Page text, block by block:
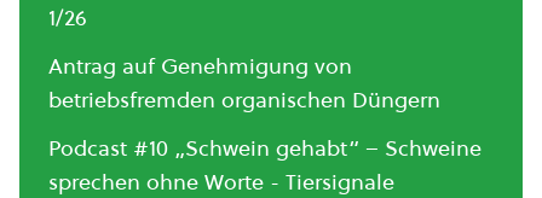
1/26
Antrag auf Genehmigung von
betriebsfremden organischen Düngern
Podcast #10 „Schwein gehabt“ – Schweine
sprechen ohne Worte - Tiersignale